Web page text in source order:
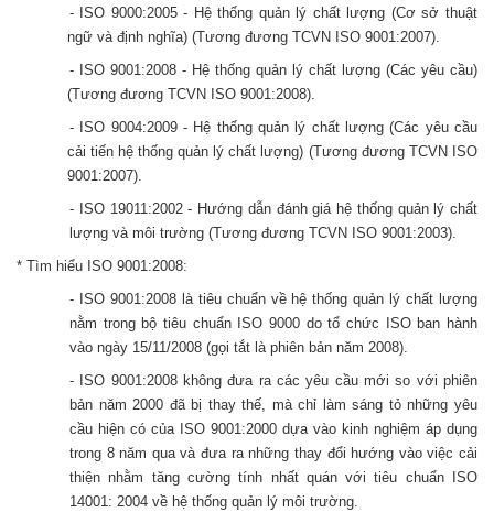
- ISO 9000:2005 - Hệ thống quản lý chất lượng (Cơ sở thuật
ngữ và định nghĩa) (Tương đương TCVN ISO 9001:2007).
- ISO 9001:2008 - Hệ thống quản lý chất lượng (Các yêu cầu)
(Tương đương TCVN ISO 9001:2008).
- ISO 9004:2009 - Hệ thống quản lý chất lượng (Các yêu cầu
cải tiến hệ thống quản lý chất lượng) (Tương đương TCVN ISO
9001:2007).
- ISO 19011:2002 - Hướng dẫn đánh giá hệ thống quản lý chất
lượng và môi trường (Tương đương TCVN ISO 9001:2003).
* Tìm hiểu ISO 9001:2008:
- ISO 9001:2008 là tiêu chuẩn về hệ thống quản lý chất lượng
nằm trong bộ tiêu chuẩn ISO 9000 do tổ chức ISO ban hành
vào ngày 15/11/2008 (gọi tắt là phiên bản năm 2008).
- ISO 9001:2008 không đưa ra các yêu cầu mới so với phiên
bản năm 2000 đã bị thay thế, mà chỉ làm sáng tỏ những yêu
cầu hiện có của ISO 9001:2000 dựa vào kinh nghiệm áp dụng
trong 8 năm qua và đưa ra những thay đổi hướng vào việc cải
thiện nhằm tăng cường tính nhất quán với tiêu chuẩn ISO
14001: 2004 về hệ thống quản lý môi trường.